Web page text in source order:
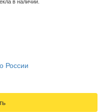
в наличии.
России